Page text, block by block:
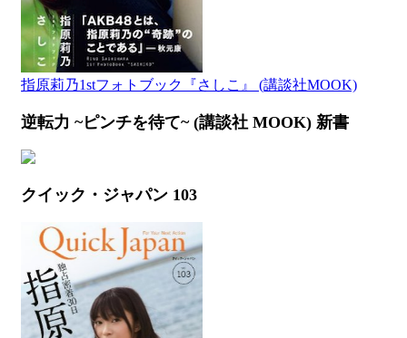
指原莉乃1stフォトブック『さしこ』 (講談社MOOK)
逆転力 ~ピンチを待て~ (講談社 MOOK) 新書
クイック・ジャパン 103